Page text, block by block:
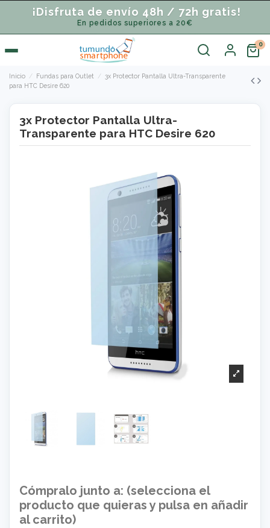
¡Disfruta de envío 48h / 72h gratis!
En pedidos superiores a 20€
Inicio Fundas para Outlet
3x Protector Pantalla Ultra-Transparente
para HTC Desire 620
3x Protector Pantalla Ultra-
Transparente para HTC Desire 620
Cómpralo junto a: (selecciona el
producto que quieras y pulsa en añadir
al carrito)